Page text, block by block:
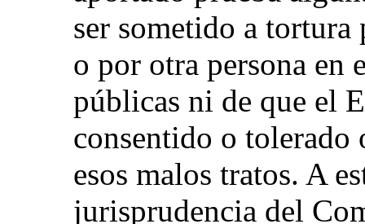
ser sometido a
o por otra persona en
públicas ni de que el
consentido o tolerado
esos malos tratos. A
jurisprudencia del